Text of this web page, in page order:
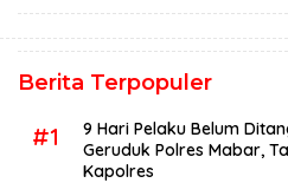
Berita Terpopuler
#1
9 Hari Pelaku Belum
Geruduk Polres Mabar,
Kapolres